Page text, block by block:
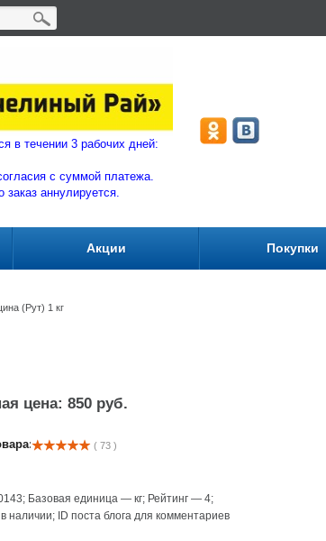
в течении 3 рабочих дней:
с суммой платежа.
заказ аннулируется.
Акции Покупки
(Рут) 1 кг
цена: 850 руб.
( 73 )
; Базовая единица —кг; Рейтинг —4;
в наличии; ID поста блога для комментариев